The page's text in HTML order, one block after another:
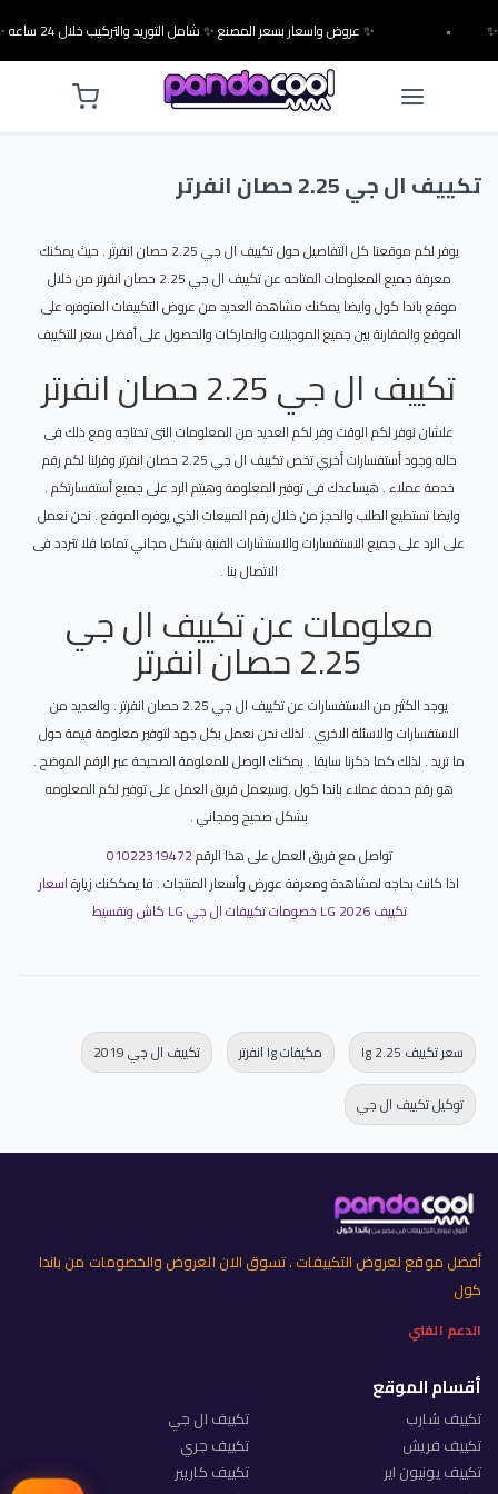
✨ عروض واسعار بسعر المصنع ✨ شامل التوريد والتركيب خلال 24 ساعه ✨ •
تكييف ال جي 2.25 حصان انفرتر
يوفر لكم موقعنا كل التفاصيل حول تكييف ال جي 2.25 حصان انفرتر . حيث يمكنك
معرفة جميع المعلومات المتاحه عن تكييف ال جي 2.25 حصان انفرتر من خلال
موقع باندا كول وايضا يمكنك مشاهدة العديد من عروض التكييفات المتوفره على
الموقع والمقارنة بين جميع الموديلات والماركات والحصول على أفضل سعر للتكييف
تكييف ال جي 2.25 حصان انفرتر
علشان نوفر لكم الوقت وفر لكم العديد من المعلومات التى تحتاجه ومع ذلك فى
حاله وجود أستفسارات أخري تخص تكييف ال جي 2.25 حصان انفرتر وفرلنا لكم رقم
خدمة عملاء . هيساعدك فى توفير المعلومة وهيتم الرد على جميع أستفسارتكم .
وايضا تستطيع الطلب والحجز من خلال رقم المبيعات الذي يوفره الموقع . نحن نعمل
على الرد على جميع الاستفسارات والاستشارات الفنية بشكل مجاني تماما فلا تتردد فى
الاتصال بنا .
معلومات عن تكييف ال جي
2.25 حصان انفرتر
يوجد الكثير من الاستفسارات عن تكييف ال جي 2.25 حصان انفرتر . والعديد من
الاستفسارات والاسئلة الاخري . لذلك نحن نعمل بكل جهد لتوفير معلومة قيمة حول
ما تريد . لذلك كما ذكرنا سابقا . يمكنك الوصل للمعلومة الصحيحة عبر الرقم الموضح .
هو رقم حدمة عملاء باندا كول .وسيعمل فريق العمل على توفير لكم المعلومه
بشكل صحيح ومجاني .
تواصل مع فريق العمل على هذا الرقم01022319472
اذا كانت بحاجه لمشاهدة ومعرفة عورض وأسعار المنتجات . فا يمككنك زيارةاسعار
تكييف LG 2026 خصومات تكييفات ال جي LG كاش وتقسيط
سعر تكييف lg 2.25 مكيفات lg انفرتر تكييف ال جي 2019
توكيل تكييف ال جي
أفضل موقع لعروض التكييفات . تسوق الان العروض والخصومات من باندا
كول
الدعم الفني
أقسام الموقع
تكييف شارب
تكييف ال جي
تكييف فريش
تكييف جري
تكييف يونيون اير
تكييف كاريير